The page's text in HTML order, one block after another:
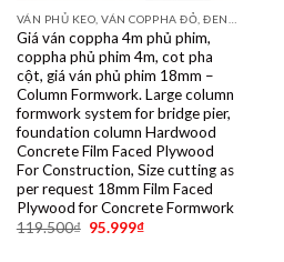
Giá ván coppha 4m phủ phim,
coppha phủ phim 4m, cot pha
cột, giá ván phủ phim 18mm –
Column Formwork. Large column
formwork system for bridge pier,
foundation column Hardwood
Concrete Film Faced Plywood
For Construction, Size cutting as
per request 18mm Film Faced
Plywood for Concrete Formwork
119.500₫ 95.999₫